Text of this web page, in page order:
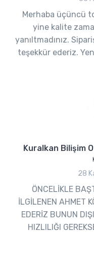
Merhaba üçüncü
yine kalite
yanıltmadınız.
teşekkür ederiz.
Kuralkan Bilişim
28
ÖNCELİKLE
İLGİLENEN AHMET
EDERİZ BUNUN
HIZLILIĞI